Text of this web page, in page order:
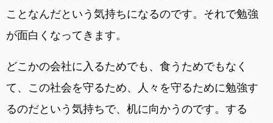
ことなんだという気持ちになるのです。それで勉強
が面白くなってきます。
どこかの会社に入るためでも、食うためでもなく
て、この社会を守るため、人々を守るために勉強す
るのだという気持ちで、机に向かうのです。する